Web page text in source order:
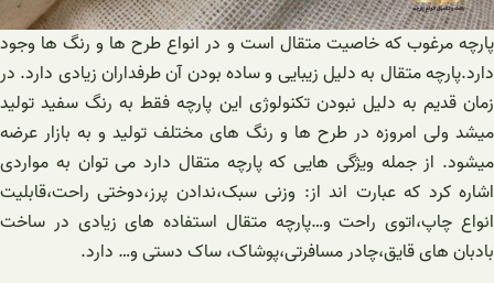
پارچه مرغوب که خاصیت متقال است و در انواع طرح ها و رنگ ها وجود
دارد.پارچه متقال به دلیل زیبایی و ساده بودن آن طرفداران زیادی دارد. در
زمان قدیم به دلیل نبودن تکنولوژی این پارچه فقط به رنگ سفید تولید
میشد ولی امروزه در طرح ها و رنگ های مختلف تولید و به بازار عرضه
میشود. از جمله ویژگی هایی که پارچه متقال دارد می توان به مواردی
اشاره کرد که عبارت اند از: وزنی سبک،ندادن پرز،دوختی راحت،قابلیت
انواع چاپ،اتوی راحت و…پارچه متقال استفاده های زیادی در ساخت
بادبان های قایق،چادر مسافرتی،پوشاک، ساک دستی و… دارد.